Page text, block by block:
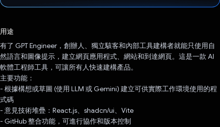
用途
有了 GPT Engineer，創辦人、獨立駭客和內部工具建構者就能只使用自
然語言和圖像提示，建立網頁應用程式、網站和到達網頁。這是一款 AI
軟體工程師工具，可讓所有人快速建構產品。
主要功能：
- 根據構想或草圖 (使用 LLM 或 Gemini) 建立可供實際工作環境使用的程
式碼
- 意見技術堆疊：React.js、shadcn/ui、Vite
- GitHub 整合功能，可進行協作和版本控制